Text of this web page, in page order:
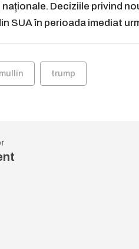
Deciziile privind
SUA în perioada imediat
trump